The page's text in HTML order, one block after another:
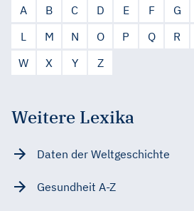
A B C D E F G
L
M N O P Q R
W
X Y Z
Weitere Lexika
Daten der Weltgeschichte
Gesundheit A-Z